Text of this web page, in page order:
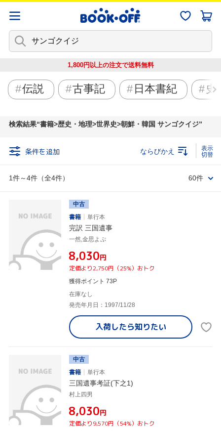
1,800円以上の注文で送料無料
伝説 古事記 日本書紀 史
検索結果 書籍>歴史・地理>世界史>朝鮮・韓国 サンゴクイジ
条件を追加
1件～4件（全4件）
ならびかえ
60件
中古
書籍
単行本
完訳 三国遺事
一然,金思よぷ
¥8,030円
定価より2,750円（25%）おトク
獲得ポイント 73P
在庫なし
発売年月日：1997/11/28
入荷したら知りたい
中古
書籍
単行本
三国遺事考証(下之1)
村上四男
¥8,030円
定価より9,570円（54%）おトク